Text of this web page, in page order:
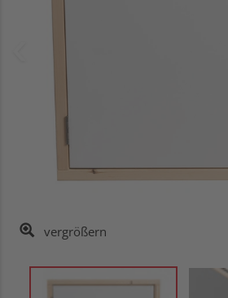
vergrößern